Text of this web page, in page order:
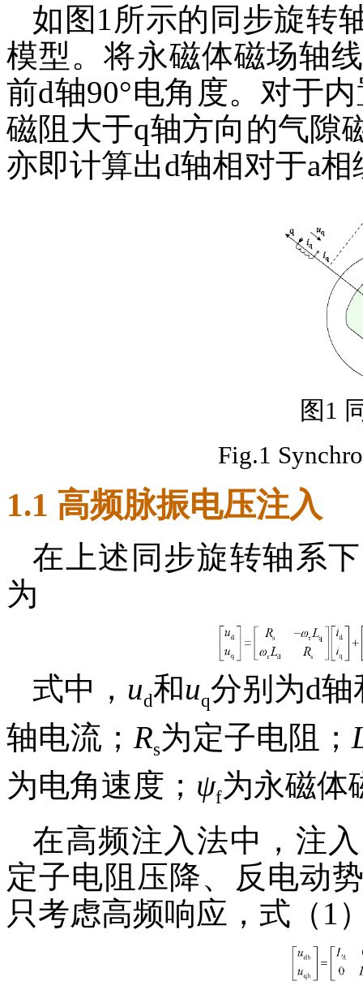
如图1所示的同步旋转
模型。将永磁体磁场轴
前d轴90°电角度。对于
磁阻大于q轴方向的气隙
亦即计算出d轴相对于a
图1
Fig.1
1.1 高频脉振电压注入
在上述同步旋转轴系
为
式中， ud和uq分别为d
轴电流； Rs为定子电阻；
为电角速度； ψf为永磁体
在高频注入法中，注
定子电阻压降、反电动
只考虑高频响应，式（1